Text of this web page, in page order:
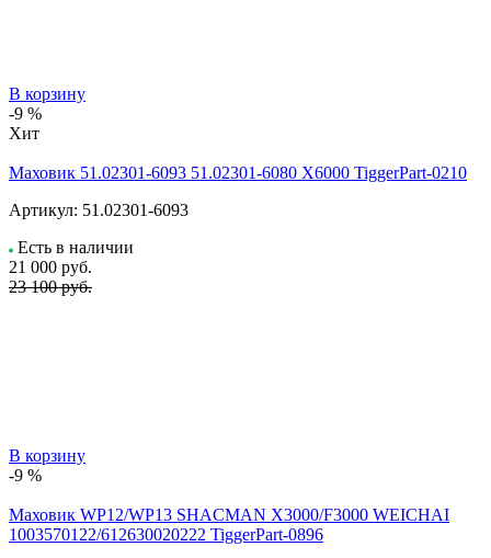
В корзину
-9 %
Хит
Маховик 51.02301-6093 51.02301-6080 X6000 TiggerPart-0210
Артикул: 51.02301-6093
Есть в наличии
21 000 руб.
23 100 руб.
В корзину
-9 %
Маховик WP12/WP13 SHACMAN X3000/F3000 WEICHAI
1003570122/612630020222 TiggerPart-0896